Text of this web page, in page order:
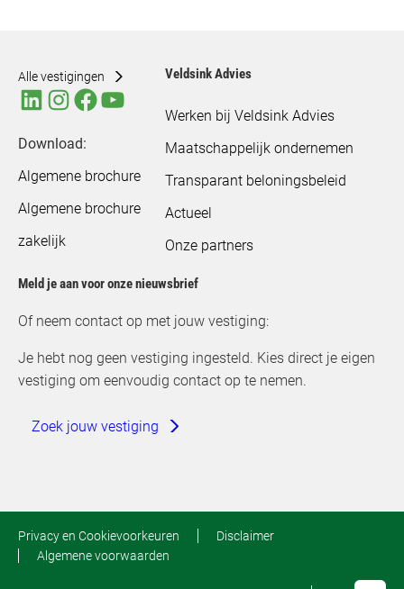
Alle vestigingen
Download:
Algemene brochure
Algemene brochure
zakelijk
Veldsink Advies
Werken bij Veldsink Advies
Maatschappelijk ondernemen
Transparant beloningsbeleid
Actueel
Onze partners
Meld je aan voor onze nieuwsbrief
Of neem contact op met jouw vestiging:
Je hebt nog geen vestiging ingesteld. Kies direct je eigen
vestiging om eenvoudig contact op te nemen.
Zoek jouw vestiging
Privacy en Cookievoorkeuren
Disclaimer
Algemene voorwaarden